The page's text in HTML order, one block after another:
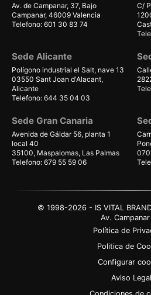
Av. de Campanar, 37, Bajo
Campanar, 46009 Valencia
Telefono: 601 30 83 74
C/
Sede Alicante
Polígono industrial el Salt, nave 13
03550 Sant Joan d'Alacant,
Alicante
Telefono: 644 35 04 03
Sede Gran Canaria
Avenida de Gáldar 56, planta 1
local 40
35100, Maspalomas, Las Palmas
Telefono: 679 55 59 06
© 1998-2026 - IS VITAL
Av.
Política de
Politica de
Configurar
Aviso Legal